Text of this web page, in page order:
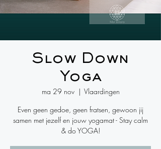
Slow Down
Yoga
ma 29 nov
  |
Vlaardingen
Even geen gedoe, geen fratsen, gewoon jij
samen met jezelf en jouw yogamat - Stay calm
& do YOGA!